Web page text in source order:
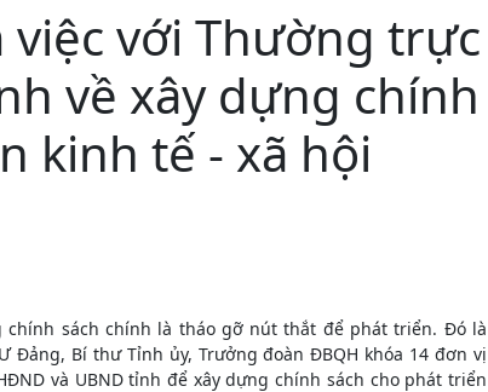
với Thường trực
về xây dựng chính
kinh tế - xã hội
sách chính là tháo gỡ nút thắt để phát triển. Đó là
Đảng, Bí thư Tỉnh ủy, Trưởng đoàn ĐBQH khóa 14 đơn vị
và UBND tỉnh để xây dựng chính sách cho phát triển